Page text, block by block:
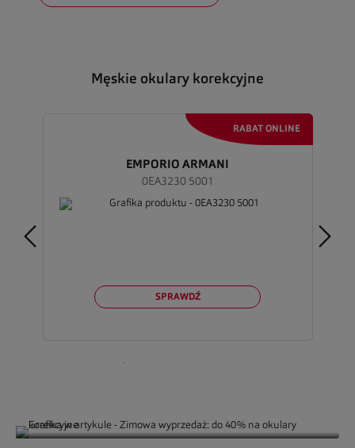
Męskie okulary korekcyjne
EMPORIO ARMANI
0EA3230 5001
SPRAWDŹ